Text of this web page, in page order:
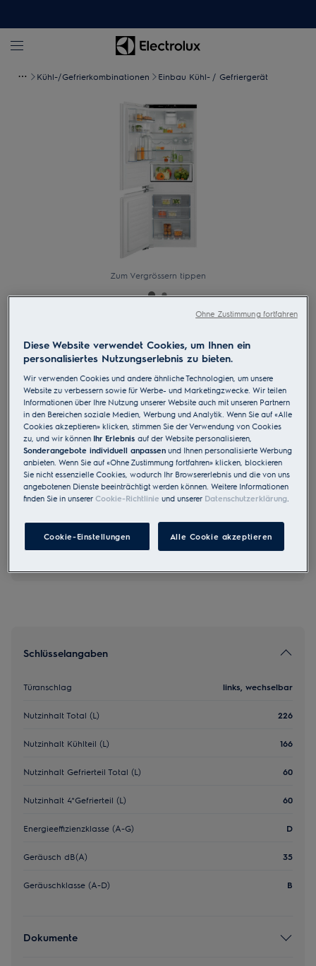
Kühl-/Gefrierkombinationen Einbau Kühl- / Gefriergerät
Zum Vergrössern tippen
Kühl-/Gefrierkombination Einbau
Festtür NoFrost 152.3 cm D
4.4 (8)
EU Produkt Fiche
CHF 2’580.00
UVP inkl. MwSt CHF (exkl. vRB)
Schlüsselangaben
Türanschlag links, wechselbar
Nutzinhalt Total (L) 226
Nutzinhalt Kühlteil (L) 166
Nutzinhalt Gefrierteil Total (L) 60
Nutzinhalt 4*Gefrierteil (L) 60
Energieeffizienzklasse (A-G) D
Geräusch dB(A) 35
Geräuschklasse (A-D) B
Dokumente
Diese Website verwendet Cookies, um Ihnen ein
personalisiertes Nutzungserlebnis zu bieten.
Wir verwenden Cookies und andere ähnliche Technologien, um unsere
Website zu verbessern sowie für Werbe- und Marketingzwecke. Wir teilen
Informationen über Ihre Nutzung unserer Website auch mit unseren Partnern
in den Bereichen soziale Medien, Werbung und Analytik. Wenn Sie auf «Alle
Cookies akzeptieren» klicken, stimmen Sie der Verwendung von Cookies
zu, und wir können Ihr Erlebnisauf der Website personalisieren,
Sonderangebote individuell anpassen und Ihnen personalisierte Werbung
anbieten. Wenn Sie auf «Ohne Zustimmung fortfahren» klicken, blockieren
Sie nicht essenzielle Cookies, wodurch Ihr Browsererlebnis und die von uns
angebotenen Dienste beeinträchtigt werden können. Weitere Informationen
finden Sie in unsererCookie-Richtlinie und unserer Datenschutzerklärung.
Cookie-Einstellungen Alle Cookie akzeptieren
Ohne Zustimmung fortfahren